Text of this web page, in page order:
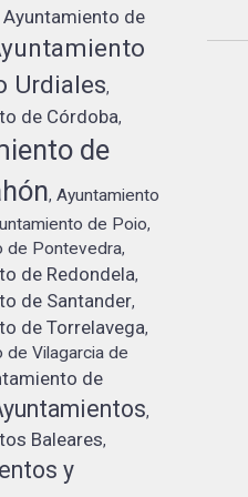
Ayuntamiento de
Urdiales,
de Córdoba,
de
,Ayuntamiento
de Poio,
de Pontevedra,
de Redondela,
de Santander,
de Torrelavega,
de Vilagarcia de
de
,
Baleares,
y